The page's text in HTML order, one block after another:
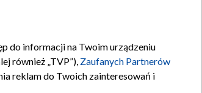
do informacji na Twoim urządzeniu
również „TVP”), Zaufanych Partnerów
reklam do Twoich zainteresowań i